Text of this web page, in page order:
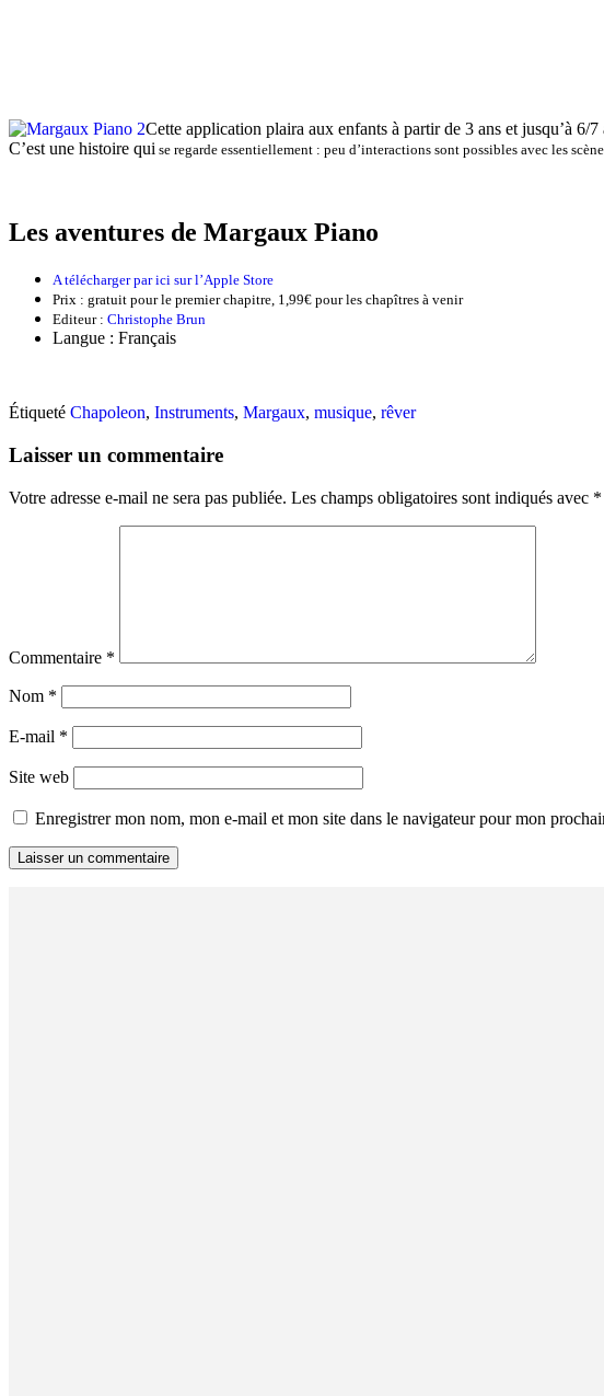
Cette application plaira aux enfants à partir de 3 ans et jusqu’à 6/
C’est une histoire qui se regarde essentiellement : peu d’interactions sont possibles avec les
Les aventures de Margaux Piano
A télécharger par ici sur l’Apple Store
Prix : gratuit pour le premier chapitre, 1,99€ pour les chapîtres à venir
Editeur : Christophe Brun
Langue : Français
Étiqueté Chapoleon, Instruments, Margaux, musique, rêver
Laisser un commentaire
Votre adresse e-mail ne sera pas publiée. Les champs obligatoires sont indiqués avec *
Commentaire *
Nom *
E-mail *
Site web
Enregistrer mon nom, mon e-mail et mon site dans le navigateur pour mon